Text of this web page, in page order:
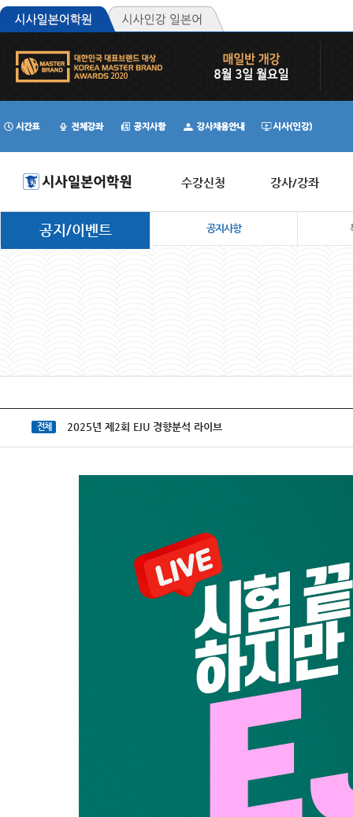
수강신청 강사/강좌
공지/이벤트 공지사항
전체 2025년 제2회 EJU 경향분석 라이브